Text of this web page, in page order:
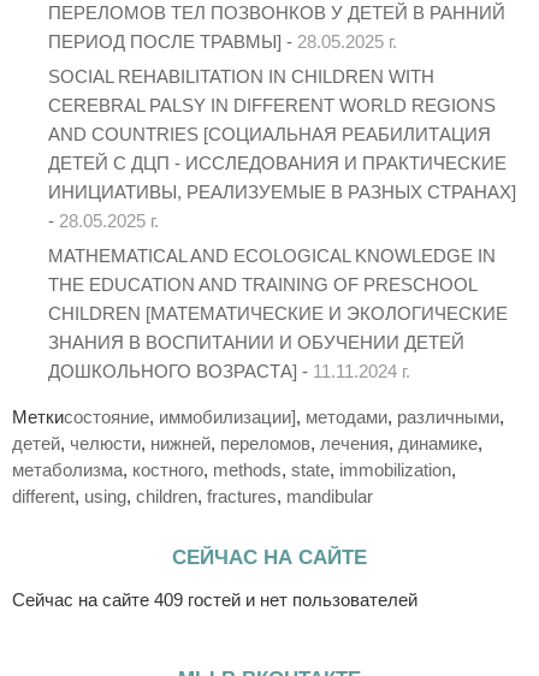
ПЕРЕЛОМОВ ТЕЛ ПОЗВОНКОВ У ДЕТЕЙ В РАННИЙ
ПЕРИОД ПОСЛЕ ТРАВМЫ] - 28.05.2025 г.
SOCIAL REHABILITATION IN CHILDREN WITH
CEREBRAL PALSY IN DIFFERENT WORLD REGIONS
AND COUNTRIES [СОЦИАЛЬНАЯ РЕАБИЛИТАЦИЯ
ДЕТЕЙ С ДЦП - ИССЛЕДОВАНИЯ И ПРАКТИЧЕСКИЕ
ИНИЦИАТИВЫ, РЕАЛИЗУЕМЫЕ В РАЗНЫХ СТРАНАХ]
- 28.05.2025 г.
MATHEMATICAL AND ECOLOGICAL KNOWLEDGE IN
THE EDUCATION AND TRAINING OF PRESCHOOL
CHILDREN [МАТЕМАТИЧЕСКИЕ И ЭКОЛОГИЧЕСКИЕ
ЗНАНИЯ В ВОСПИТАНИИ И ОБУЧЕНИИ ДЕТЕЙ
ДОШКОЛЬНОГО ВОЗРАСТА] - 11.11.2024 г.
Меткисостояние, иммобилизации], методами, различными,
детей, челюсти, нижней, переломов, лечения, динамике,
метаболизма, костного, methods, state, immobilization,
different, using, children, fractures, mandibular
СЕЙЧАС НА САЙТЕ
Сейчас на сайте 409 гостей и нет пользователей